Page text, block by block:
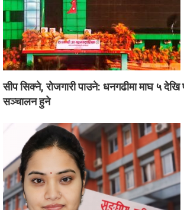
सीप सिक्ने, रोजगारी पाउने: धनगढीमा माघ ५
सञ्चालन हुने